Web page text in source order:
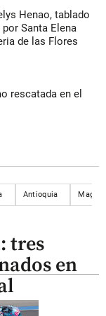
Henao, tablado
Santa Elena
de las Flores
rescatada en el
Antioquia
tres
en